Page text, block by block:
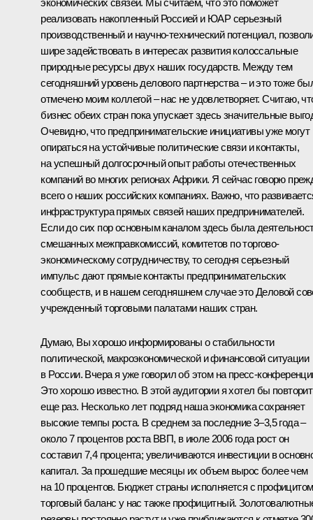
экономических связей. Мы считаем, что это поможет
реализовать накопленный Россией и ЮАР серьезный
производственный и научно-технический потенциал,
шире задействовать в интересах развития колоссальные
природные ресурсы двух наших государств. Между тем
сегодняшний уровень делового партнерства – и это тоже
отмечено моим коллегой – нас не удовлетворяет. Считаю,
бизнес обеих стран пока упускает здесь значительные
Очевидно, что предпринимательские инициативы уже могут
опираться на устойчивые политические связи и контакты,
на успешный долгосрочный опыт работы отечественных
компаний во многих регионах Африки. Я сейчас говорю
всего о наших российских компаниях. Важно, что
инфраструктура прямых связей наших предпринимателей.
Если до сих пор основным каналом здесь была
смешанных межправкомиссий, комитетов по торгово-
экономическому сотрудничеству, то сегодня серьезный
импульс дают прямые контакты предпринимательских
сообществ, и в нашем сегодняшнем случае это Деловой
учрежденный торговыми палатами наших стран.
Думаю, Вы хорошо информированы о стабильности
политической, макроэкономической и финансовой ситуации
в России. Вчера я уже говорил об этом на пресс-
Это хорошо известно. В этой аудитории я хотел бы
еще раз. Несколько лет подряд наша экономика сохраняет
высокие темпы роста. В среднем за последние 3–3,5 года –
около 7 процентов роста ВВП, в июле 2006 года рост он
составил 7,4 процента; увеличиваются инвестиции в
капитал. За прошедшие месяцы их объем вырос более чем
на 10 процентов. Бюджет страны исполняется с
торговый баланс у нас также профицитный.